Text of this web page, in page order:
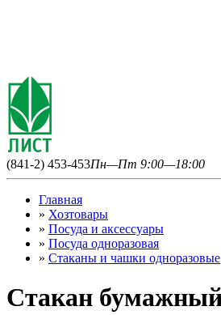
(841-2) 453-453Пн—Пт 9:00—18:00
Главная
» Хозтовары
» Посуда и аксессуары
» Посуда одноразовая
» Стаканы и чашки одноразовые
Стакан